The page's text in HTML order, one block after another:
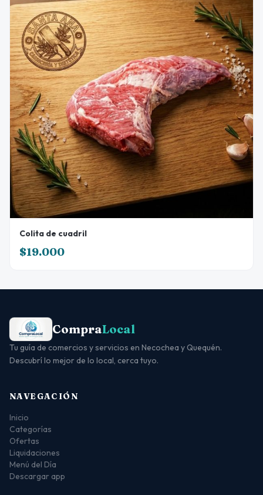
Colita de cuadril
$19.000
CompraLocal
Tu guía de comercios y servicios en Necochea y Quequén.
Descubrí lo mejor de lo local, cerca tuyo.
NAVEGACIÓN
Inicio
Categorías
Ofertas
Liquidaciones
Menú del Día
Descargar app